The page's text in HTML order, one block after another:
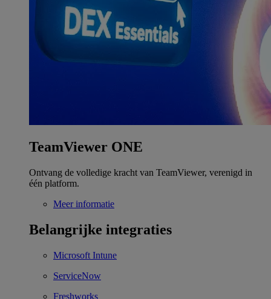
TeamViewer ONE
Ontvang de volledige kracht van TeamViewer, verenigd in
één platform.
Meer informatie
Belangrijke integraties
Microsoft Intune
ServiceNow
Freshworks